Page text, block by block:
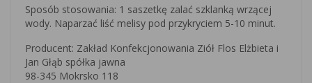
Sposób stosowania: 1 saszetkę zalać szklanką wrzącej
wody. Naparzać liść melisy pod przykryciem 5-10 minut.
Producent: Zakład Konfekcjonowania Ziół Flos Elżbieta i
Jan Głąb spółka jawna
98-345 Mokrsko 118